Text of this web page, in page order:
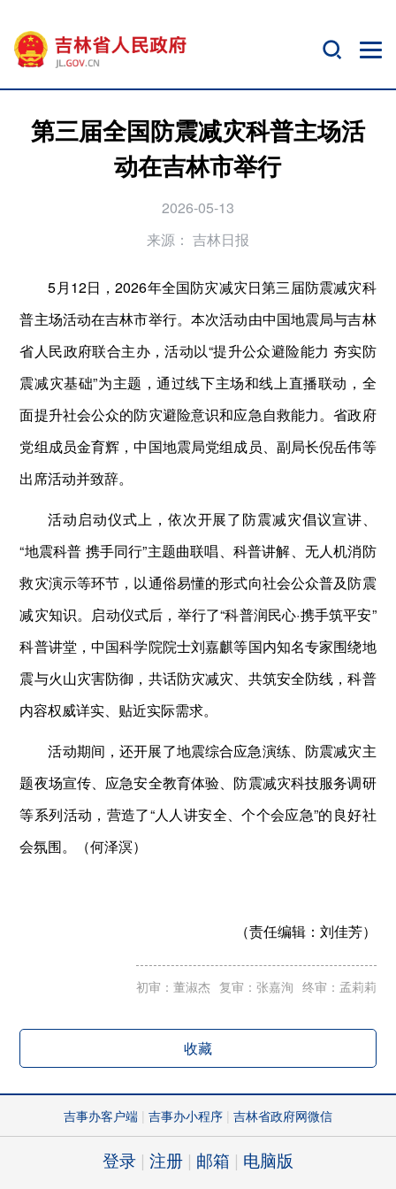
第三届全国防震减灾科普主场活
动在吉林市举行
2026-05-13
来源： 吉林日报
5月12日，2026年全国防灾减灾日第三届防震减灾科
普主场活动在吉林市举行。本次活动由中国地震局与吉林
省人民政府联合主办，活动以“提升公众避险能力 夯实防
震减灾基础”为主题，通过线下主场和线上直播联动，全
面提升社会公众的防灾避险意识和应急自救能力。省政府
党组成员金育辉，中国地震局党组成员、副局长倪岳伟等
出席活动并致辞。
活动启动仪式上，依次开展了防震减灾倡议宣讲、
“地震科普 携手同行”主题曲联唱、科普讲解、无人机消防
救灾演示等环节，以通俗易懂的形式向社会公众普及防震
减灾知识。启动仪式后，举行了“科普润民心·携手筑平安”
科普讲堂，中国科学院院士刘嘉麒等国内知名专家围绕地
震与火山灾害防御，共话防灾减灾、共筑安全防线，科普
内容权威详实、贴近实际需求。
活动期间，还开展了地震综合应急演练、防震减灾主
题夜场宣传、应急安全教育体验、防震减灾科技服务调研
等系列活动，营造了“人人讲安全、个个会应急”的良好社
会氛围。（何泽溟）
（责任编辑： 刘佳芳）
初审：董淑杰 复审：张嘉洵 终审：孟莉莉
收藏